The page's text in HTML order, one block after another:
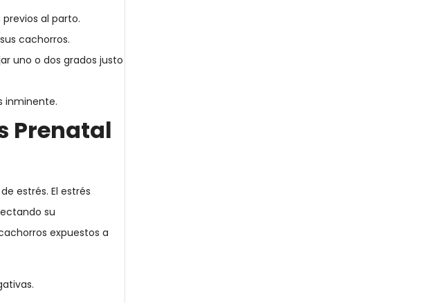
al parto.
cachorros.
uno o dos grados justo
inminente.
Prenatal
estrés. El estrés
su
expuestos a